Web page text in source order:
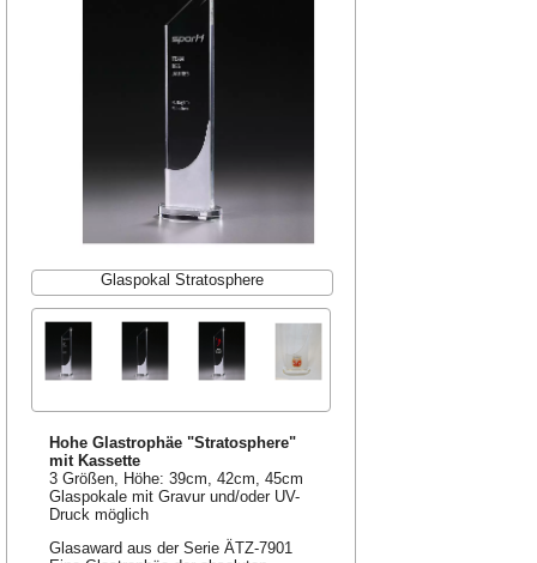
Glaspokal Stratosphere
Hohe Glastrophäe "Stratosphere"
mit Kassette
3 Größen, Höhe: 39cm, 42cm, 45cm
Glaspokale mit Gravur und/oder UV-
Druck möglich
Glasaward aus der Serie ÄTZ-7901